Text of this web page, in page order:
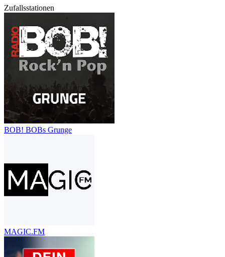
Zufallsstationen
BOB! BOBs Grunge
MAGIC.FM